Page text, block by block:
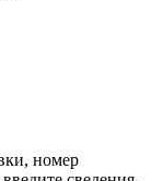
номер